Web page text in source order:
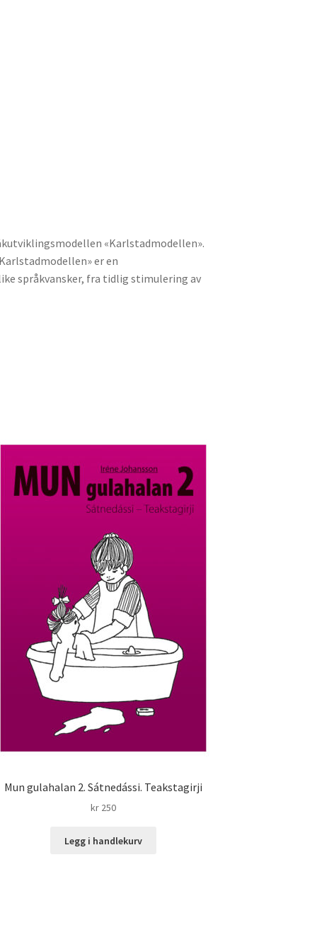
«Karlstadmodellen».
er en
språkvansker, fra tidlig stimulering av
Mun gulahalan 2. Sátnedássi. Teakstagirji
kr 250
Legg i handlekurv